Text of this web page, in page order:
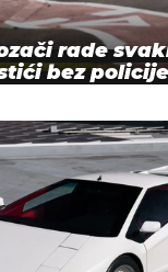
rade
bez policije